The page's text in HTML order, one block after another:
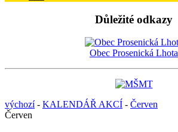
Důležité odkazy
Obec Prosenická Lhota
výchozí- KALENDÁŘ AKCÍ - Červen
Červen